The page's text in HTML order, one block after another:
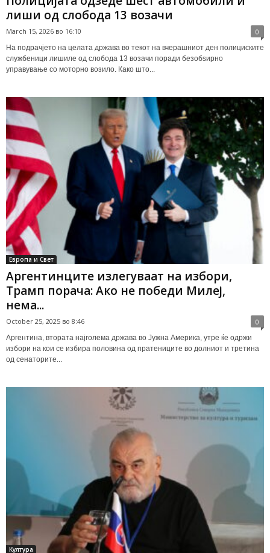
лиши од слобода 13 возачи
March 15, 2026 во 16:10 0
На подрачјето на целата држава во текот на вчерашниот ден полициските
службеници лишиле од слобода 13 возачи поради безобѕирно
управување со моторно возило. Како што...
Европа и Свет
Аргентинците излегуваат на избори,
Трамп порача: Ако не победи Милеј,
нема...
October 25, 2025 во 8:46 0
Аргентина, втората најголема држава во Јужна Америка, утре ќе одржи
избори на кои се избира половина од пратениците во долниот и третина
од сенаторите...
Култура